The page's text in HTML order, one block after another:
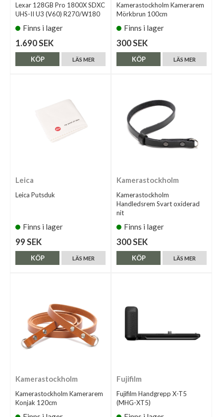
Lexar 128GB Pro 1800X SDXC
UHS-II U3 (V60) R270/W180
Finns i lager
1.690 SEK
LÄS MER
KÖP
Kamerastockholm Kamerarem
Mörkbrun 100cm
Finns i lager
300 SEK
LÄS MER
KÖP
Leica
Leica Putsduk
Finns i lager
99 SEK
LÄS MER
KÖP
Kamerastockholm
Kamerastockholm
Handledsrem Svart oxiderad
nit
Finns i lager
300 SEK
LÄS MER
KÖP
Kamerastockholm
Kamerastockholm Kamerarem
Konjak 120cm
Fujifilm
Fujifilm Handgrepp X-T5
(MHG-XT5)